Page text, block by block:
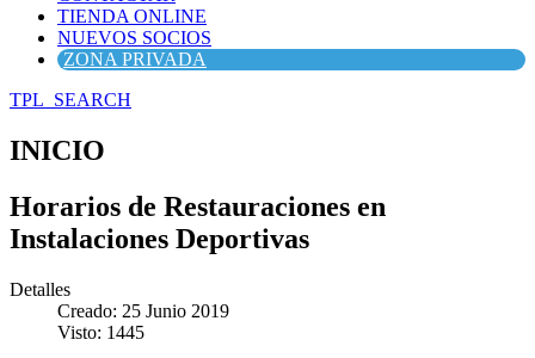
TIENDA ONLINE
NUEVOS SOCIOS
ZONA PRIVADA
TPL_SEARCH
INICIO
Horarios de Restauraciones en
Instalaciones Deportivas
Detalles
Creado: 25 Junio 2019
Visto: 1445